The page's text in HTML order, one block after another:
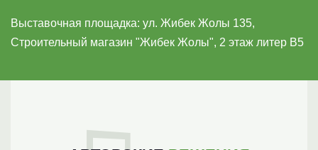
Выставочная площадка: ул. Жибек Жолы 135,
Строительный магазин "Жибек Жолы", 2 этаж литер B5
Мы уверены в качестве своей продукции,